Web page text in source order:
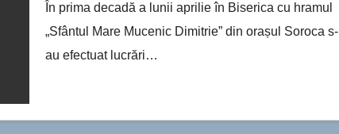
În prima decadă a lunii aprilie în Biserica cu hramul
„Sfântul Mare Mucenic Dimitrie” din orașul Soroca s-
au efectuat lucrări…